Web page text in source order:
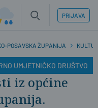
PRIJAVA
POSAVSKA ŽUPANIJA
UMJETNIČKO DRUŠTVO
iz općine